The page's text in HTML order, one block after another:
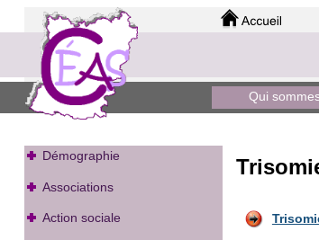
Qui
Démographie
Associations
Action sociale